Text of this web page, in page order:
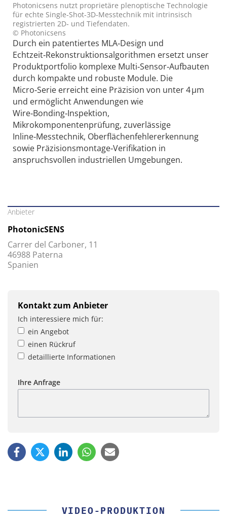
Photonicsens nutzt proprietäre plenoptische Technologie
für echte Single‑Shot‑3D‑Messtechnik mit intrinsisch
registrierten 2D‑ und Tiefendaten.
© Photonicsens
Durch ein patentiertes MLA‑Design und
Echtzeit‑Rekonstruktionsalgorithmen ersetzt unser
Produktportfolio komplexe Multi‑Sensor‑Aufbauten
durch kompakte und robuste Module. Die
Micro‑Serie erreicht eine Präzision von unter 4 µm
und ermöglicht Anwendungen wie
Wire‑Bonding‑Inspektion,
Mikrokomponentenprüfung, zuverlässige
Inline‑Messtechnik, Oberflächenfehlererkennung
sowie Präzisionsmontage‑Verifikation in
anspruchsvollen industriellen Umgebungen.
Anbieter
PhotonicSENS
Carrer del Carboner, 11
46988 Paterna
Spanien
Kontakt zum Anbieter
Ich interessiere mich für:
ein Angebot
einen Rückruf
detaillierte Informationen
Ihre Anfrage
VIDEO-PRODUKTION